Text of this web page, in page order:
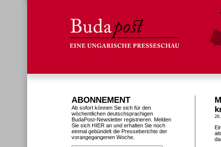
ABONNEMENT
Ab sofort können Sie sich für den
wöchentlichen deutschsprachigen
BudaPost-Newsletter registrieren. Melden
Sie sich HIER an und erhalten Sie noch
einmal gebündelt die Presseberichte der
vorangegangenen Woche.